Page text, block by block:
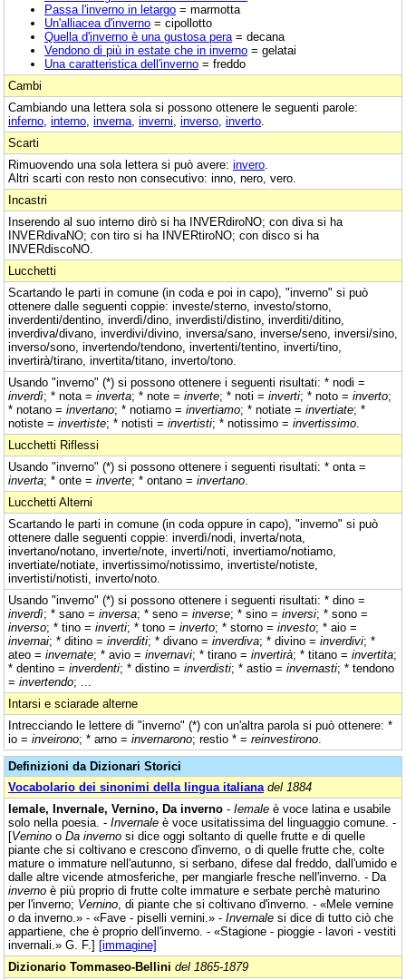
Passa l'inverno in letargo = marmotta
Un'alliacea d'inverno = cipollotto
Quella d'inverno è una gustosa pera = decana
Vendono di più in estate che in inverno = gelatai
Una caratteristica dell'inverno = freddo
Cambi
Cambiando una lettera sola si possono ottenere le seguenti parole:
inferno interno inverna inverni inverso inverto
Scarti
Rimuovendo una sola lettera si può avere: invero
Altri scarti con resto non consecutivo: inno, nero, vero.
Incastri
Inserendo al suo interno dirò si ha INVERdiroNO; con diva si ha
INVERdivaNO; con tiro si ha INVERtiroNO; con disco si ha
INVERdiscoNO.
Lucchetti
Scartando le parti in comune (in coda e poi in capo), "inverno" si può
ottenere dalle seguenti coppie: investe/sterno, investo/storno,
inverdenti/dentino, inverdì/dino, inverdisti/distino, inverditi/ditino,
inverdiva/divano, inverdivi/divino, inversa/sano, inverse/seno, inversi/sino,
inverso/sono, invertendo/tendono, invertenti/tentino, inverti/tino,
invertirà/tirano, invertita/titano, inverto/tono.
Usando "inverno" (*) si possono ottenere i seguenti risultati: * nodi =
inverdì; * nota = inverta; * note = inverte; * noti = inverti; * noto = inverto;
* notano = invertano; * notiamo = invertiamo; * notiate = invertiate; *
notiste = invertiste; * notisti = invertisti; * notissimo = invertissimo
Lucchetti Riflessi
Usando "inverno" (*) si possono ottenere i seguenti risultati: * onta =
inverta; * onte = inverte; * ontano = invertano
Lucchetti Alterni
Scartando le parti in comune (in coda oppure in capo), "inverno" si può
ottenere dalle seguenti coppie: inverdì/nodi, inverta/nota,
invertano/notano, inverte/note, inverti/noti, invertiamo/notiamo,
invertiate/notiate, invertissimo/notissimo, invertiste/notiste,
invertisti/notisti, inverto/noto.
Usando "inverno" (*) si possono ottenere i seguenti risultati: * dino =
inverdì; * sano = inversa; * seno = inverse; * sino = inversi; * sono =
inverso; * tino = inverti; * tono = inverto; * storno = investo; * aio =
invernai; * ditino = inverditi; * divano = inverdiva; * divino = inverdivi; *
ateo = invernate; * avio = invernavi; * tirano = invertirà; * titano = invertita;
* dentino = inverdenti; * distino = inverdisti; * astio = invernasti; * tendono
= invertendo; ...
Intarsi e sciarade alterne
Intrecciando le lettere di "inverno" (*) con un'altra parola si può ottenere: *
io = inveirono; * arno = invernarono; restio * = reinvestirono
Definizioni da Dizionari Storici
Vocabolario dei sinonimi della lingua italiana del 1884
Iemale, Invernale, Vernino, Da inverno - Iemale è voce latina e usabile
solo nella poesia. - Invernale è voce usitatissima del linguaggio comune. -
[Vernino o Da inverno si dice oggi soltanto di quelle frutte e di quelle
piante che si coltivano e crescono d'inverno, o di quelle frutte che, colte
mature o immature nell'autunno, si serbano, difese dal freddo, dall'umido e
dalle altre vicende atmosferiche, per mangiarle fresche nell'inverno. - Da
inverno è più proprio di frutte colte immature e serbate perchè maturino
per l'inverno; Vernino , di piante che si coltivano d'inverno. - «Mele vernine
o da inverno.» - «Fave - piselli vernini.» - Invernale si dice di tutto ciò che
appartiene, che è proprio dell'inverno. - «Stagione - pioggie - lavori - vestiti
invernali.» G. F.] [immagine]
Dizionario Tommaseo-Bellini del 1865-1879